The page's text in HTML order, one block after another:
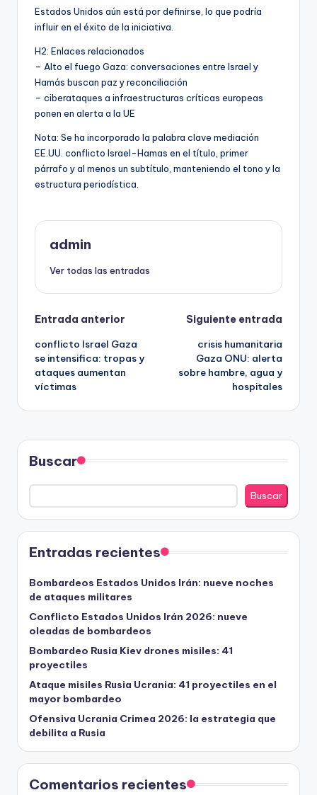
Estados Unidos aún está por definirse, lo que podría
influir en el éxito de la iniciativa.
H2: Enlaces relacionados
– Alto el fuego Gaza: conversaciones entre Israel y
Hamás buscan paz y reconciliación
– ciberataques a infraestructuras críticas europeas
ponen en alerta a la UE
Nota: Se ha incorporado la palabra clave mediación
EE.UU. conflicto Israel-Hamas en el título, primer
párrafo y al menos un subtítulo, manteniendo el tono y la
estructura periodística.
admin
Ver todas las entradas
Navegación
de
entradas
Entrada anterior
conflicto Israel Gaza
se intensifica: tropas y
ataques aumentan
víctimas
Siguiente entrada
crisis humanitaria
Gaza ONU: alerta
sobre hambre, agua y
hospitales
Buscar
Buscar
Entradas recientes
Bombardeos Estados Unidos Irán: nueve noches
de ataques militares
Conflicto Estados Unidos Irán 2026: nueve
oleadas de bombardeos
Bombardeo Rusia Kiev drones misiles: 41
proyectiles
Ataque misiles Rusia Ucrania: 41 proyectiles en el
mayor bombardeo
Ofensiva Ucrania Crimea 2026: la estrategia que
debilita a Rusia
Comentarios recientes